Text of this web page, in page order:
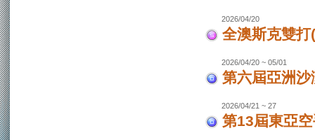
2026/04/20
全澳斯克雙
2026/04/20 ~ 05/01
第六屆亞洲
2026/04/21 ~ 27
第13屆東亞